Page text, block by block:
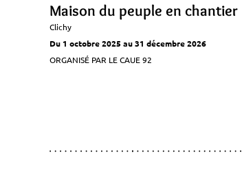
Maison du peuple en chantier
Clichy
Du 1 octobre 2025 au 31 décembre 2026
ORGANISÉ PAR LE CAUE 92